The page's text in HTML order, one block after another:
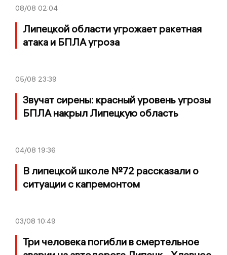
08/08 02:04
Липецкой области угрожает ракетная
атака и БПЛА угроза
05/08 23:39
Звучат сирены: красный уровень угрозы
БПЛА накрыл Липецкую область
04/08 19:36
В липецкой школе №72 рассказали о
ситуации с капремонтом
03/08 10:49
Три человека погибли в смертельное